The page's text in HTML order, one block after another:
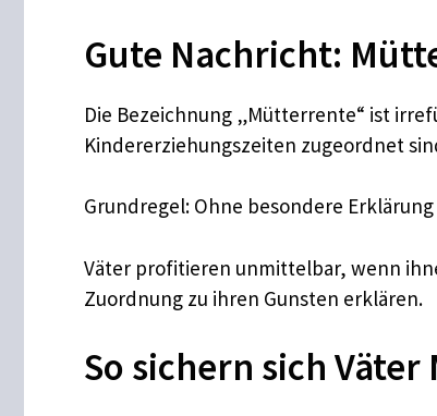
Gute Nachricht:
Die Bezeichnung „Mütterrente“ ist
Kindererziehungszeiten zugeordnet
​Grundregel: Ohne besondere
​Väter profitieren unmittelbar, wenn
Zuordnung zu ihren Gunsten erklären.​
So sichern sich